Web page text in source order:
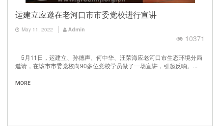
运建立应邀在老河口市市委党校进行宣讲
May 11, 2022 Admin
10371
5月11日，运建立、孙德声、何中华、汪荣海应老河口市生态环境分局
邀请，在该市市委党校向90多位党校学员做了一场宣讲，引起反响。...
MORE